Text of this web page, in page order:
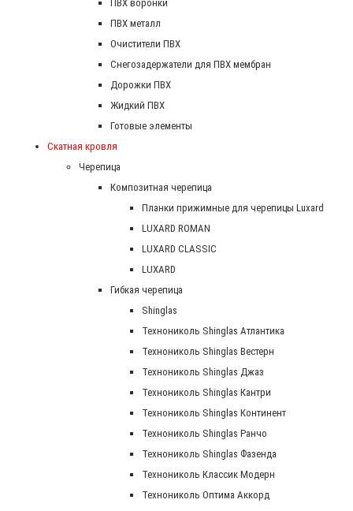
ПВХ воронки
ПВХ металл
Очистители ПВХ
Снегозадержатели для ПВХ мембран
Дорожки ПВХ
Жидкий ПВХ
Готовые элементы
Скатная кровля
Черепица
Композитная черепица
Планки прижимные для черепицы Luxard
LUXARD ROMAN
LUXARD CLASSIC
LUXARD
Гибкая черепица
Shinglas
Технониколь Shinglas Атлантика
Технониколь Shinglas Вестерн
Технониколь Shinglas Джаз
Технониколь Shinglas Кантри
Технониколь Shinglas Континент
Технониколь Shinglas Ранчо
Технониколь Shinglas Фазенда
Технониколь Классик Модерн
Технониколь Оптима Аккорд